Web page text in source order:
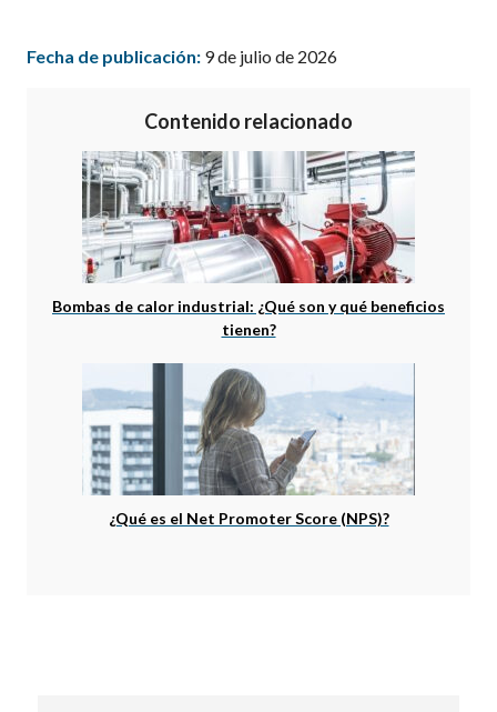
Fecha de publicación: 9 de julio de 2026
Contenido relacionado
Bombas de calor industrial: ¿Qué son y qué beneficios
tienen?
¿Qué es el Net Promoter Score (NPS)?